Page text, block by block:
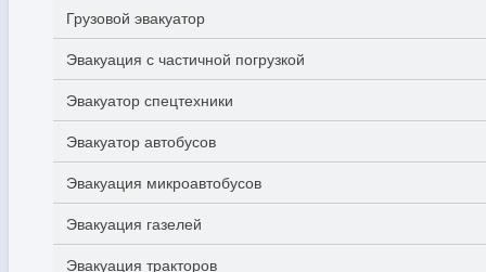
Грузовой эвакуатор
Эвакуация с частичной погрузкой
Эвакуатор спецтехники
Эвакуатор автобусов
Эвакуация микроавтобусов
Эвакуация газелей
Эвакуация тракторов